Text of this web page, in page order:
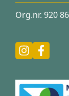
Org.nr. 920